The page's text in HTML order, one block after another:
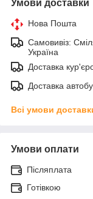
Умови доставки
Нова Пошта
Самовивіз:
Україна
Доставка
Доставка
Всі умови
Умови оплати
Післяплата
Готівкою